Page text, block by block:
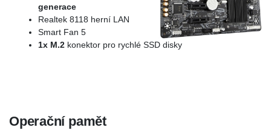
generace
Realtek 8118 herní LAN
Smart Fan 5
1x M.2 konektor pro rychlé SSD disky
Operační pamět